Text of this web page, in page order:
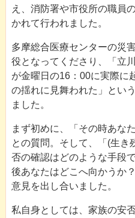
え、消防署や市役所の職員
かれて行われました。
多摩総合医療センターの災
役となってくださり、「立
が金曜日の16：00に実際に
の揺れに見舞われた」とい
ました。
まず初めに、「その時あな
との質問。そして、「(生き
否の確認はどのような手段
後あなたはどこへ向かうか
意見を出し合いました。
私自身としては、家族の安